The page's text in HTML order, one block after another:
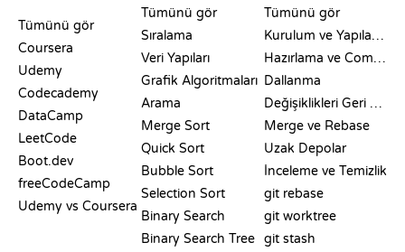
KARŞILAŞTIRMALAR
Tümünü gör
Coursera
Udemy
Codecademy
DataCamp
LeetCode
Boot.dev
freeCodeCamp
Udemy vs Coursera
Tümünü gör
Sıralama
Veri Yapıları
Grafik Algoritmaları
Arama
Merge Sort
Quick Sort
Bubble Sort
Selection Sort
Binary Search
Binary Search Tree
Tümünü gör
Kurulum ve Yapılandırma
Hazırlama ve Commit
Dallanma
Değişiklikleri Geri Alma
Merge ve Rebase
Uzak Depolar
İnceleme ve Temizlik
git rebase
git worktree
git stash